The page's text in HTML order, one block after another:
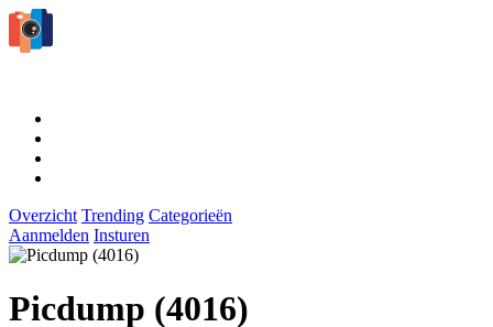
Overzicht Trending Categorieën
Aanmelden Insturen
Picdump (4016)